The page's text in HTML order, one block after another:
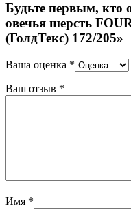
Будьте первым, кто
овечья шерсть
(ГолдТекс) 172/205»
Ваша оценка *
Ваш отзыв *
Имя *